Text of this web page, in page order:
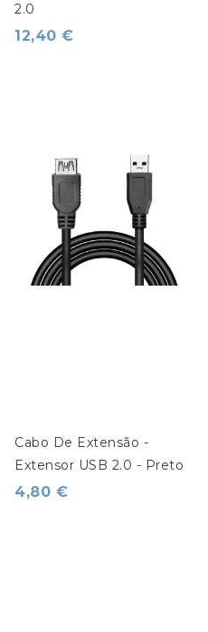
2.0
12,40 €
Cabo De Extensão -
Extensor USB 2.0 - Preto
4,80 €